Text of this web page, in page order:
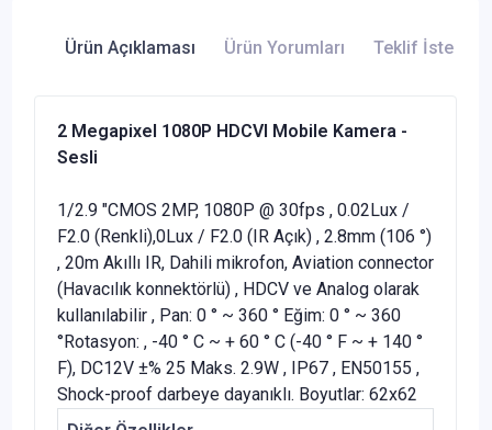
Ürün Açıklaması Ürün Yorumları Teklif İste
2 Megapixel 1080P HDCVI Mobile Kamera -
Sesli
1/2.9 "CMOS 2MP, 1080P @ 30fps , 0.02Lux /
F2.0 (Renkli),0Lux / F2.0 (IR Açık) , 2.8mm (106 °)
, 20m Akıllı IR, Dahili mikrofon, Aviation connector
(Havacılık konnektörlü) , HDCV ve Analog olarak
kullanılabilir , Pan: 0 ° ~ 360 ° Eğim: 0 ° ~ 360
°Rotasyon: , -40 ° C ~ + 60 ° C (-40 ° F ~ + 140 °
F), DC12V ±% 25 Maks. 2.9W , IP67 , EN50155 ,
Shock-proof darbeye dayanıklı. Boyutlar: 62x62